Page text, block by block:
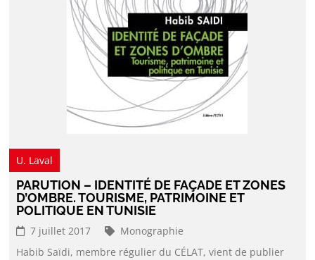
U. Laval
PARUTION – IDENTITÉ DE FAÇADE ET ZONES
D’OMBRE. TOURISME, PATRIMOINE ET
POLITIQUE EN TUNISIE
7 juillet 2017
Monographie
Habib Saïdi, membre régulier du CÉLAT, vient de publier